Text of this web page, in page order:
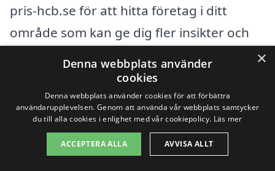
pris-hcb.se för att hitta företag i ditt
område som kan ge dig fler insikter och
offerter kan du försäkra dig om att du får
ett rimligt pris och den bästa servicen för
ditt behov av stängsel. Oavsett om du
söker en enkel avgränsning eller ett mer
×
Denna webbplats använder
cookies
Denna webbplats använder cookies för att förbättra
användarupplevelsen. Genom att använda vår webbplats samtycker
du till alla cookies i enlighet med vår cookiepolicy. Läs mer
ACCEPTERA ALLA AVVISA ALLT